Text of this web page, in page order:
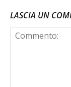
LASCIA UN